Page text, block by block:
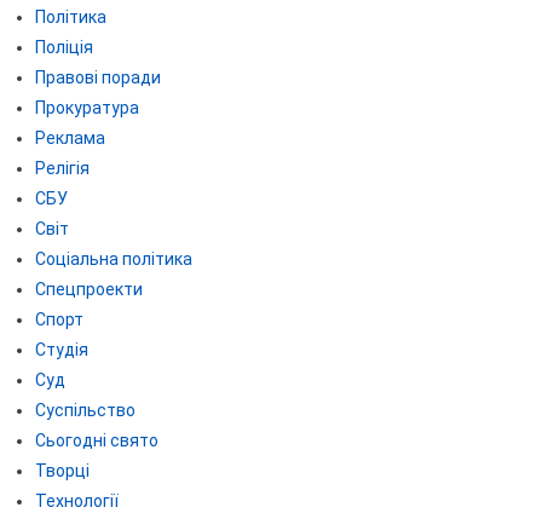
Політика
Поліція
Правові поради
Прокуратура
Реклама
Релігія
СБУ
Світ
Соціальна політика
Спецпроекти
Спорт
Студія
Суд
Суспільство
Сьогодні свято
Творці
Технології